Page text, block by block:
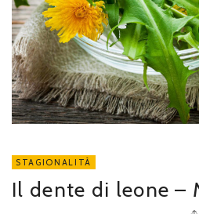
STAGIONALITÀ
Il dente di leone –